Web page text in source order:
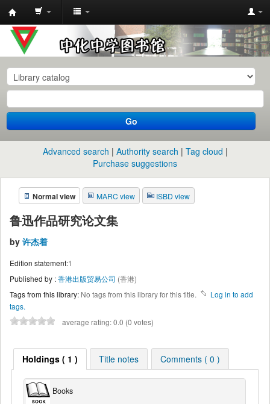
中
化
中
学
图
书
馆
目
录
Go
Advanced search Authority search
Tag cloud
Purchase suggestions
Normal view MARC view ISBD view
鲁迅作品研究论文集
by 许杰着
Edition statement:1
Published by :香港出版贸易公司 (香港)
Tags from this library: No tags from this library for this title.
Log in to add
tags.
average rating: 0.0 (0 votes)
Holdings ( 1 ) Title notes Comments ( 0 )
Books